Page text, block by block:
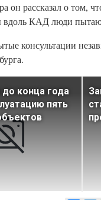
он рассказал о том,
КАД люди
консультации
конца года
пять